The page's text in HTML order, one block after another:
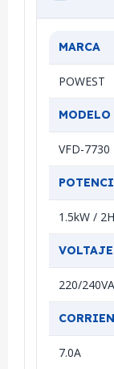
MARCA
POWEST
VFD-7730
1.5kW /
220/
7.0A